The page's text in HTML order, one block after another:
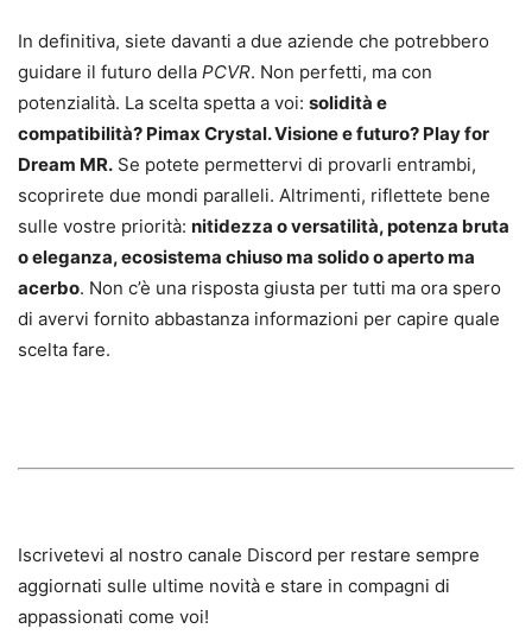
In definitiva, siete davanti a due aziende che potrebbero
guidare il futuro della PCVR. Non perfetti, ma con
potenzialità. La scelta spetta a voi: solidità e
compatibilità? Pimax Crystal. Visione e futuro? Play for
Dream MR. Se potete permettervi di provarli entrambi,
scoprirete due mondi paralleli. Altrimenti, riflettete bene
sulle vostre priorità: nitidezza o versatilità, potenza bruta
o eleganza, ecosistema chiuso ma solido o aperto ma
acerbo. Non c’è una risposta giusta per tutti ma ora spero
di avervi fornito abbastanza informazioni per capire quale
scelta fare.
Iscrivetevi al nostro canale Discord per restare sempre
aggiornati sulle ultime novità e stare in compagni di
appassionati come voi!